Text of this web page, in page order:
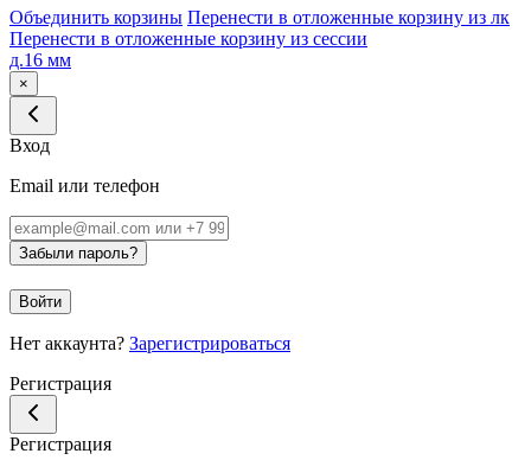
Объединить корзины Перенести в отложенные корзину из лк
Перенести в отложенные корзину из сессии
д.16 мм
×
Вход
Email или телефон
Забыли пароль?
Войти
Нет аккаунта? Зарегистрироваться
Регистрация
Регистрация